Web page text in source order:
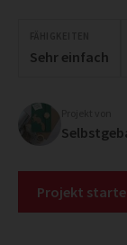
Sehr einfach
Projekt